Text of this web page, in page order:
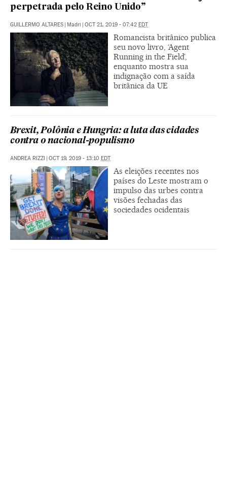
perpetrada pelo Reino Unido”
GUILLERMO ALTARES | Madri | OCT 21, 2019 - 07:42 EDT
Romancista britânico publica
seu novo livro, ‘Agent
Running in the Field’,
enquanto mostra sua
indignação com a saída
britânica da UE
Brexit, Polônia e Hungria: a luta das cidades
contra o nacional-populismo
ANDREA RIZZI | OCT 19, 2019 - 13:10 EDT
As eleições recentes nos
países do Leste mostram o
impulso das urbes contra
visões fechadas das
sociedades ocidentais